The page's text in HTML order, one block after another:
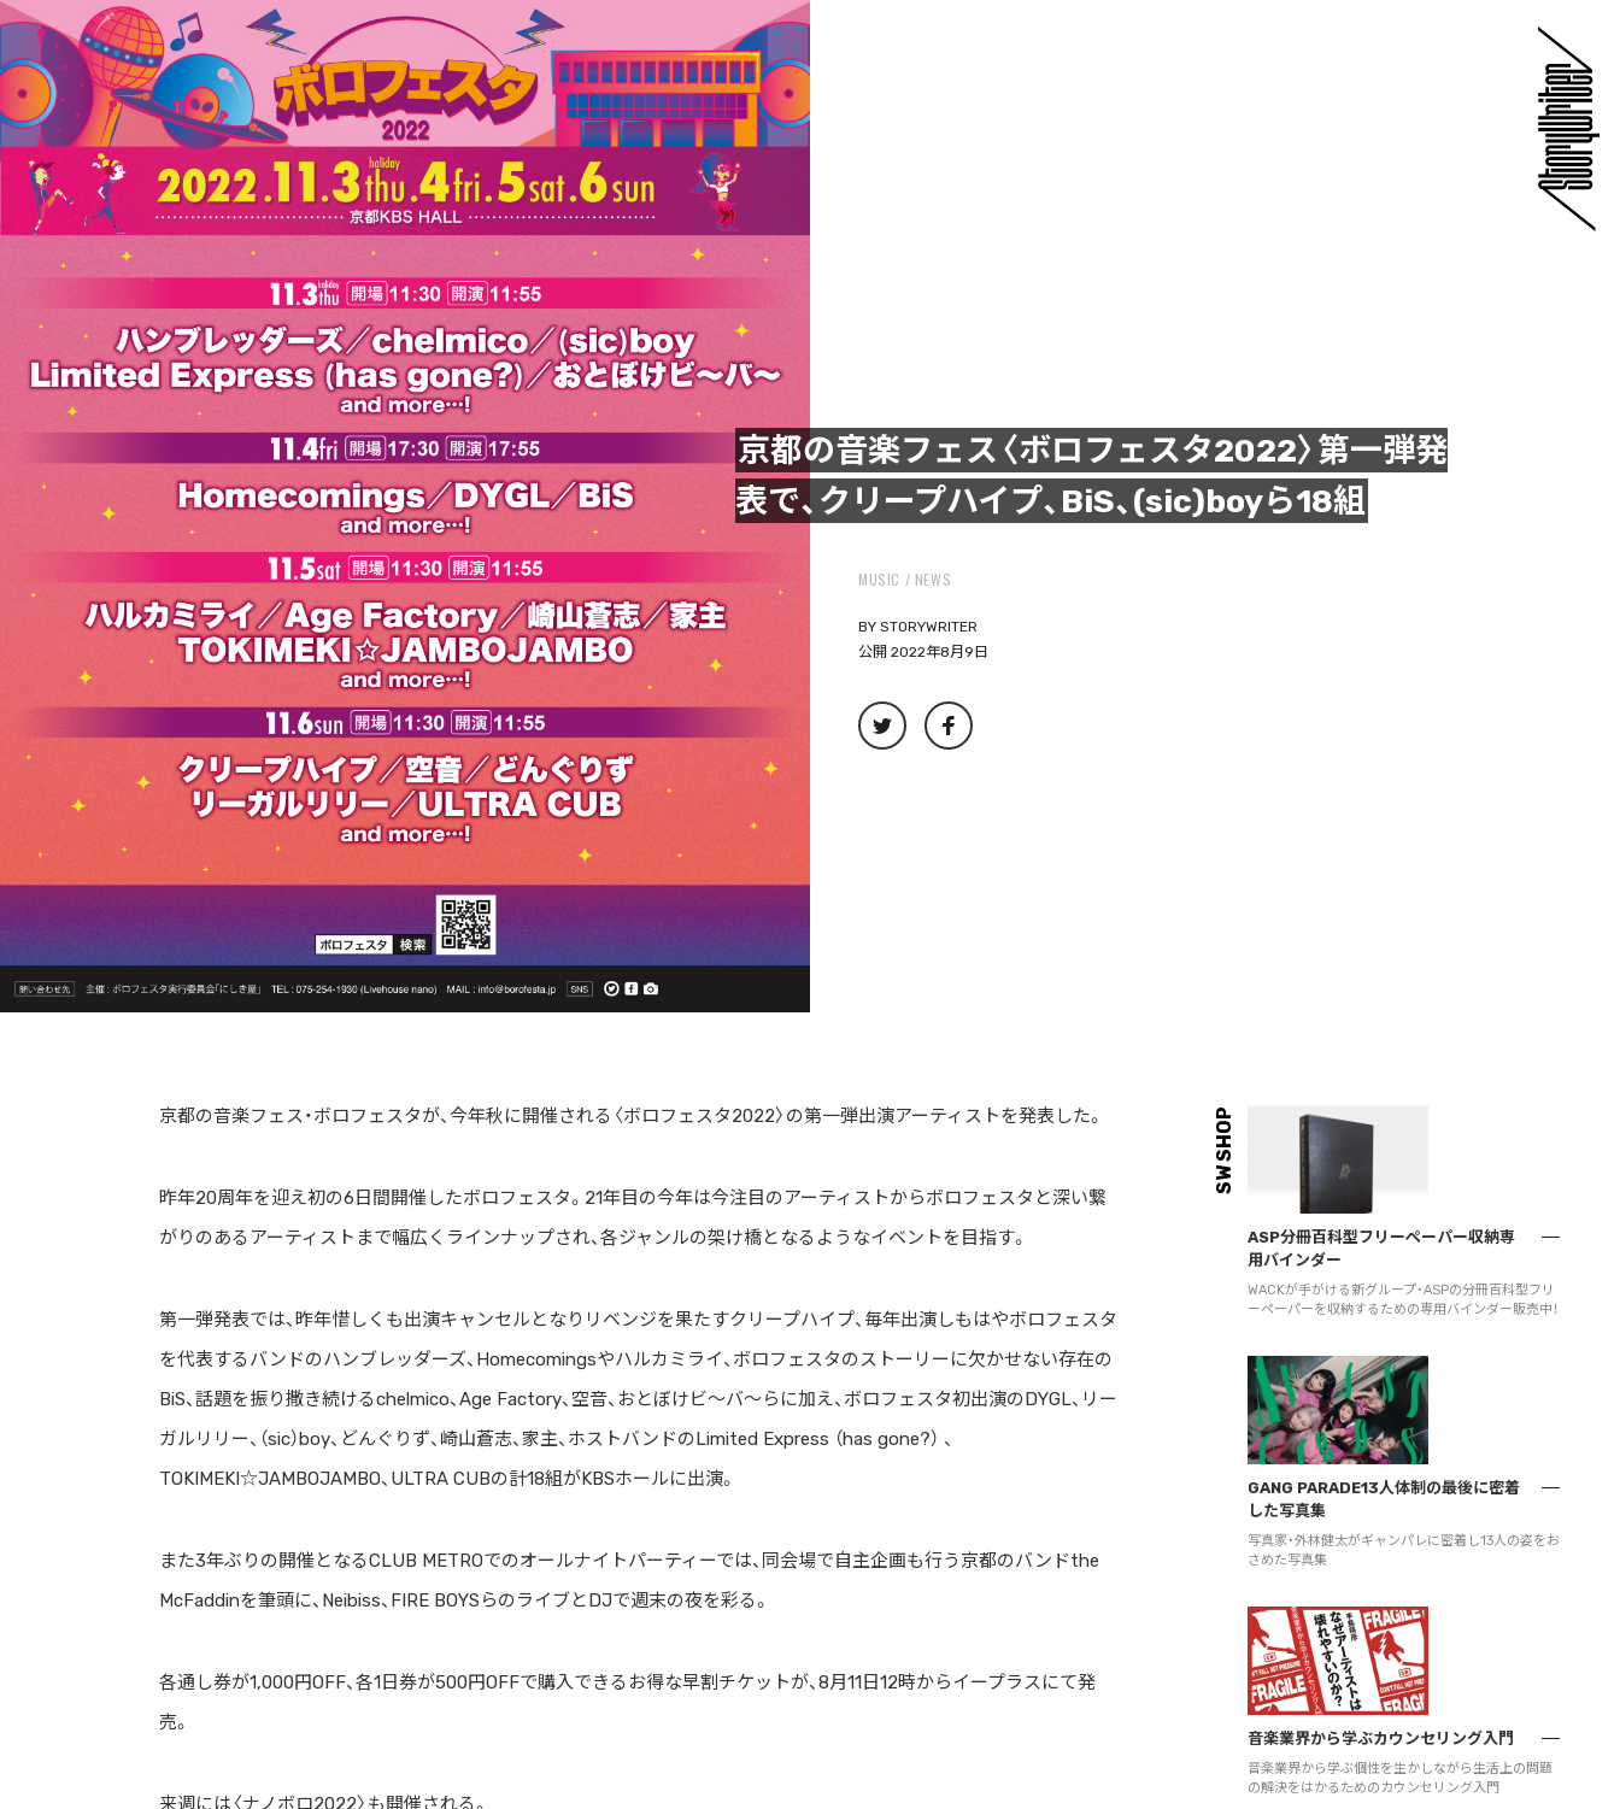
京都の音楽フェス〈ボロフェスタ2022〉第一弾発
表で、クリープハイプ、BiS、(sic)boyら18組
MUSIC NEWS
BY STORYWRITER
公開 2022年8月9日
京都の音楽フェス・ボロフェスタが、今年秋に開催される〈ボロフェスタ2022〉の第一弾出演アーティストを発表した。
昨年20周年を迎え初の6日間開催したボロフェスタ。21年目の今年は今注目のアーティストからボロフェスタと深い繋
がりのあるアーティストまで幅広くラインナップされ、各ジャンルの架け橋となるようなイベントを目指す。
第一弾発表では、昨年惜しくも出演キャンセルとなりリベンジを果たすクリープハイプ、毎年出演しもはやボロフェスタ
を代表するバンドのハンブレッダーズ、Homecomingsやハルカミライ、ボロフェスタのストーリーに欠かせない存在の
BiS、話題を振り撒き続けるchelmico、Age Factory、空音、おとぼけビ～バ～らに加え、ボロフェスタ初出演のDYGL、リー
ガルリリー、（sic）boy、どんぐりず、崎山蒼志、家主、ホストバンドのLimited Express （has gone?） 、
TOKIMEKI☆JAMBOJAMBO、ULTRA CUBの計18組がKBSホールに出演。
また3年ぶりの開催となるCLUB METROでのオールナイトパーティーでは、同会場で自主企画も行う京都のバンドthe
McFaddinを筆頭に、Neibiss、FIRE BOYSらのライブとDJで週末の夜を彩る。
各通し券が1,000円OFF、各1日券が500円OFFで購入できるお得な早割チケットが、8月11日12時からイープラスにて発
売。
来週には〈ナノボロ2022〉も開催される。
SW SHOP
ASP分冊百科型フリーペーパー収納専
用バインダー
WACKが手がける新グループ・ASPの分冊百科型フリ
ーペーパーを収納するための専用バインダー販売中！
GANG PARADE13人体制の最後に密着
した写真集
写真家・外林健太がギャンパレに密着し13人の姿をお
さめた写真集
音楽業界から学ぶカウンセリング入門
音楽業界から学ぶ個性を生かしながら生活上の問題
の解決をはかるためのカウンセリング入門